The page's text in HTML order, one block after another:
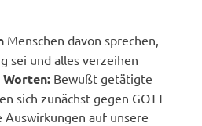
Menschen davon sprechen,
sei und alles verzeihen
Bewußt getätigte
sich zunächst gegen GOTT
Auswirkungen auf unsere